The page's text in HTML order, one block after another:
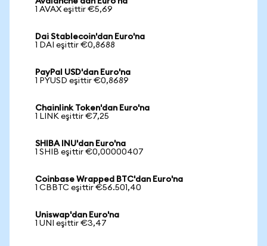
1 AVAX eşittir €5,69
Dai Stablecoin'dan Euro'na
1 DAI eşittir €0,8688
PayPal USD'dan Euro'na
1 PYUSD eşittir €0,8689
Chainlink Token'dan Euro'na
1 LINK eşittir €7,25
SHIBA INU'dan Euro'na
1 SHIB eşittir €0,00000407
Coinbase Wrapped BTC'dan Euro'na
1 CBBTC eşittir €56.501,40
Uniswap'dan Euro'na
1 UNI eşittir €3,47